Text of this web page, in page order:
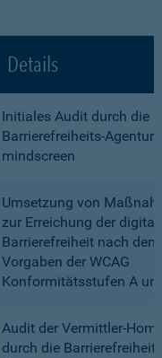
Details
Initiales Audit durch die
Barrierefreiheits-Agentur
mindscreen
Umsetzung von
zur Erreichung der
Barrierefreiheit nach den
Vorgaben der WCAG
Konformitätsstufen A
Audit der Vermittler-
durch die